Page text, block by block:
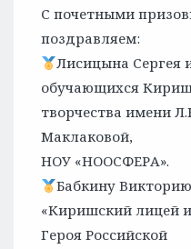
С почетными
поздравляем:
Лисицына Сергея
обучающихся
творчества имени
Маклаковой,
НОУ «НООСФЕРА».
Бабкину
«Киришский лицей
Героя Российской